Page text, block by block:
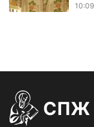
10:09
СПЖ